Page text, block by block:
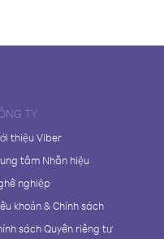
TY
thiệu Viber
tâm Nhãn hiệu
nghiệp
khoản & Chính sách
sách Quyền riêng tư